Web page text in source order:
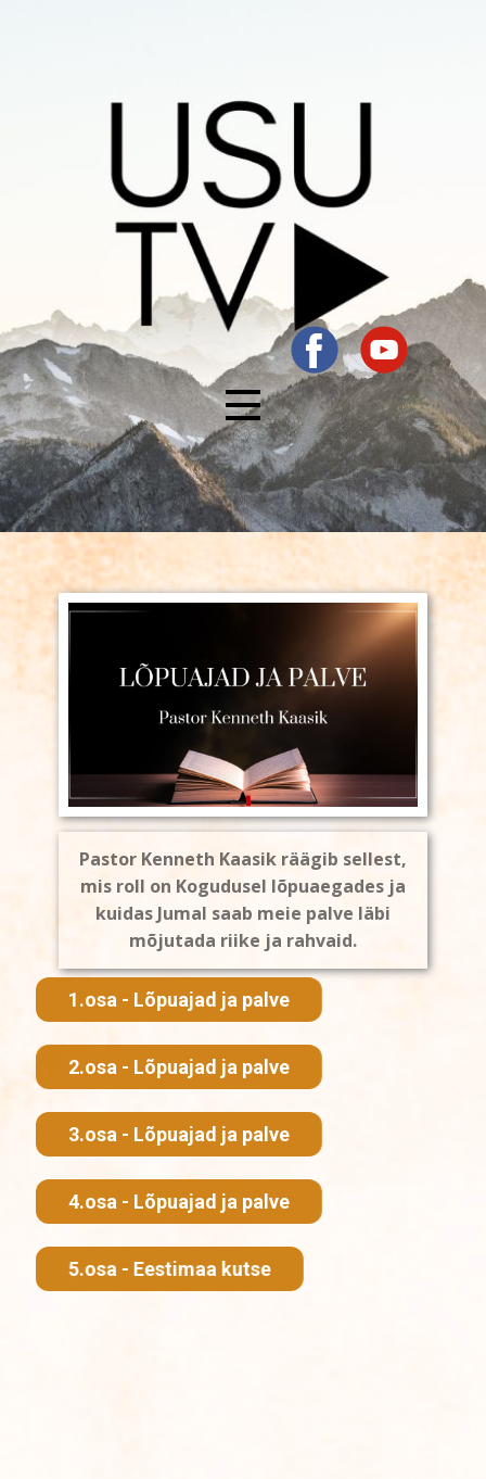
Pastor Kenneth Kaasik räägib sellest,
mis roll on Kogudusel lõpuaegades ja
kuidas Jumal saab meie palve läbi
mõjutada riike ja rahvaid.
1.osa - Lõpuajad ja palve
2.osa - Lõpuajad ja palve
3.osa - Lõpuajad ja palve
4.osa - Lõpuajad ja palve
5.osa - Eestimaa kutse